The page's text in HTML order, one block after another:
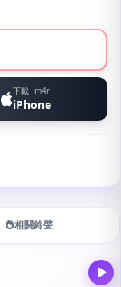
下載 m4r
iPhone
相關鈴聲